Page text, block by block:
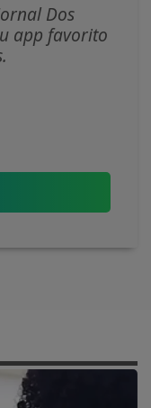
Dos
app favorito